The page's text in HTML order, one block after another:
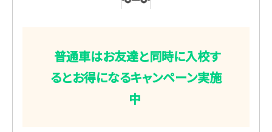
普通車はお友達と同時に入校す
るとお得になるキャンペーン実施
中